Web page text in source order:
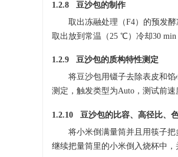
1.2.8 豆沙包的制作
取出冻融处理（F4）的预发
取出放到常温（25 ℃）冷却30 min
1.2.9 豆沙包的质构特性测定
将豆沙包用镊子去除表皮和
测定，触发类型为Auto，测试前速
1.2.10 豆沙包的比容、高径比、
将小米倒满量筒并且用筷子
继续把量筒里的小米倒入烧杯中